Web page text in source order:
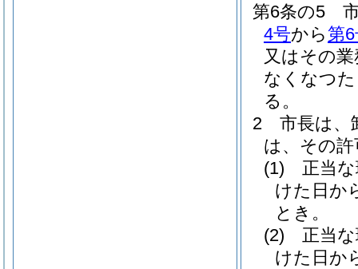
第6条の5
4号から第
又はその
なくなつ
る。
2
市長は、
は、その
(1)
正当
けた日か
とき。
(2)
正当
けた日か